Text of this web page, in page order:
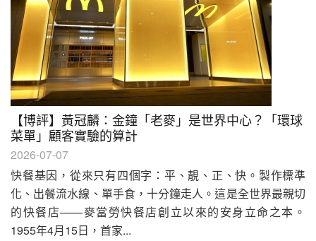
【博評】黃冠麟：金鐘「老麥」是世界中心？「環球
菜單」顧客實驗的算計
2026-07-07
快餐基因，從來只有四個字：平、靚、正、快。製作標準
化、出餐流水線、單手食，十分鐘走人。這是全世界最親切
的快餐店——麥當勞快餐店創立以來的安身立命之本。
1955年4月15日，首家...